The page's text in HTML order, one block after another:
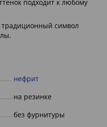
подходит к любому
символ
нефрит
на резинке
без фурнитуры